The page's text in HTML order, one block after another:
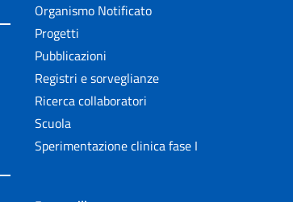
Organismo Notificato
Progetti
Pubblicazioni
Registri e sorveglianze
Ricerca collaboratori
Scuola
Sperimentazione clinica fase I